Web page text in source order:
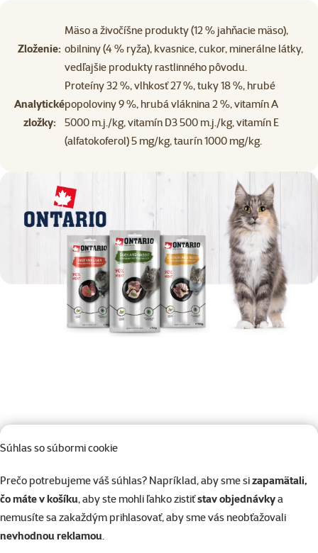
Súhlas so súbormi cookie
Prečo potrebujeme váš súhlas? Napríklad, aby sme sizapamätali,
čo máte v košíku, aby ste mohli ľahko zistiťstav objednávkya
nemusíte sa zakaždým prihlasovať, aby sme vás neobťažovali
nevhodnou reklamou.
Zloženie:
Mäso a živočíšne produkty (12 % jahňacie mäso),
obilniny (4 % ryža), kvasnice, cukor, minerálne látky,
vedľajšie produkty rastlinného pôvodu.
Analytické
zložky:
Proteíny 32 %, vlhkosť 27 %, tuky 18 %, hrubé
popoloviny 9 %, hrubá vláknina 2 %, vitamín A
5000 m.j./kg, vitamín D3 500 m.j./kg, vitamín E
(alfatokoferol) 5 mg/kg, taurín 1000 mg/kg.